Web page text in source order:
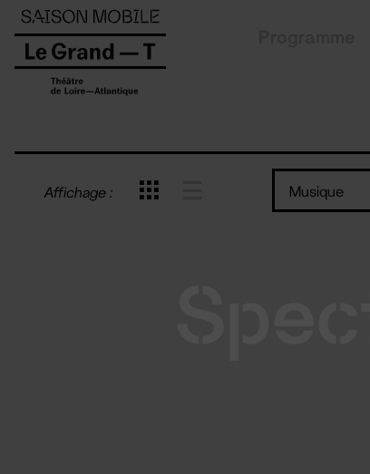
Affichage : Musique
Panneau de gestion des cookies